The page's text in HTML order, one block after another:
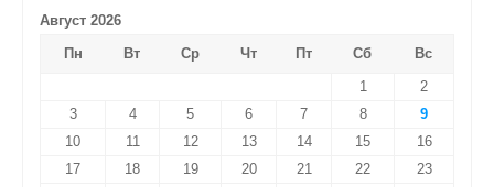
Август 2026
Пн
Вт Ср Чт Пт Сб
Вс
1
2
3
4 5 6 7 8
9
10
11 12 13 14 15
16
17
18 19 20 21 22
23